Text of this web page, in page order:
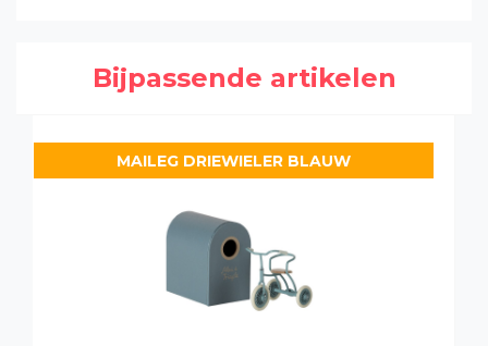
Bijpassende artikelen
MAILEG DRIEWIELER BLAUW